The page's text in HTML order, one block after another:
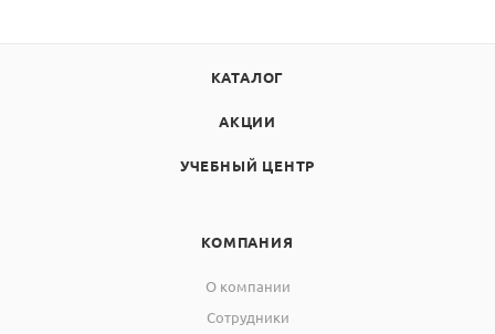
Питание анализатора 220 В, 50 Гц.
Продолжительность
250 X 480 X 350 мм
КАТАЛОГ
АКЦИИ
УЧЕБНЫЙ ЦЕНТР
КОМПАНИЯ
О компании
Сотрудники